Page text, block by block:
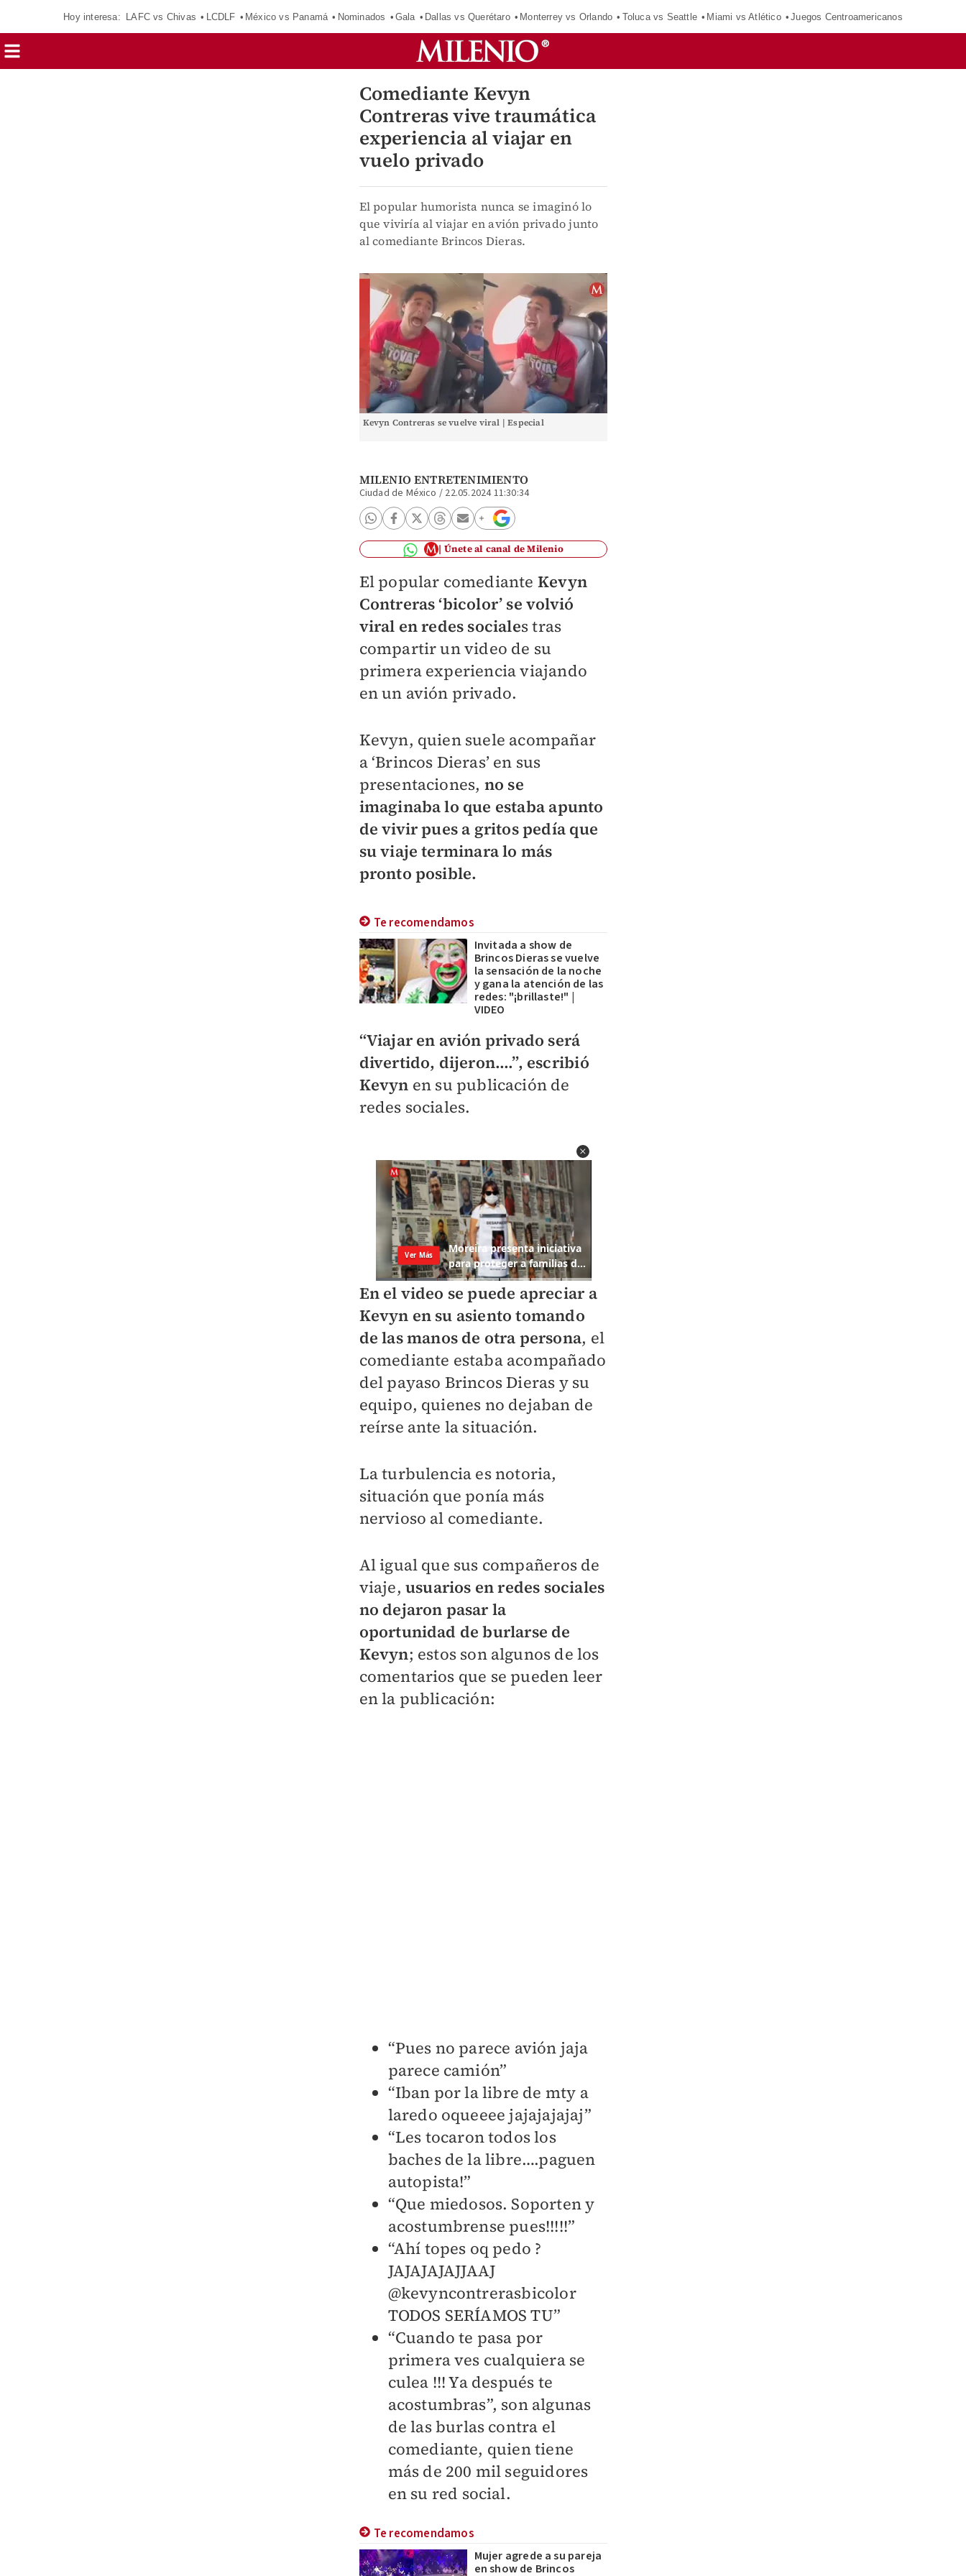
Hoy interesa: LAFC vs Chivas LCDLF México vs Panamá Nominados Gala Dallas vs Querétaro Monterrey vs Orlando Toluca vs Seattle Miami vs Atlético Juegos Centroamericanos
Comediante Kevyn
Contreras vive traumática
experiencia al viajar en
vuelo privado
El popular humorista nunca se imaginó lo
que viviría al viajar en avión privado junto
al comediante Brincos Dieras.
Kevyn Contreras se vuelve viral | Especial
MILENIO ENTRETENIMIENTO
Ciudad de México / 22.05.2024 11:30:34
Únete al canal de Milenio
El popular comediante Kevyn
Contreras ‘bicolor’ se volvió
viral en redes sociales tras
compartir un video de su
primera experiencia viajando
en un avión privado.
Kevyn, quien suele acompañar
a ‘Brincos Dieras’ en sus
presentaciones, no se
imaginaba lo que estaba apunto
de vivir pues a gritos pedía que
su viaje terminara lo más
pronto posible.
Te recomendamos
Invitada a show de
Brincos Dieras se vuelve
la sensación de la noche
y gana la atención de las
redes: "¡brillaste!" |
VIDEO
“Viajar en avión privado será
divertido, dijeron….”, escribió
Kevyn en su publicación de
redes sociales.
En el video se puede apreciar a
Kevyn en su asiento tomando
de las manos de otra persona, el
comediante estaba acompañado
del payaso Brincos Dieras y su
equipo, quienes no dejaban de
reírse ante la situación.
La turbulencia es notoria,
situación que ponía más
nervioso al comediante.
Al igual que sus compañeros de
viaje, usuarios en redes sociales
no dejaron pasar la
oportunidad de burlarse de
Kevyn; estos son algunos de los
comentarios que se pueden leer
en la publicación:
“Pues no parece avión jaja
parece camión”
“Iban por la libre de mty a
laredo oqueeee jajajajajaj”
“Les tocaron todos los
baches de la libre….paguen
autopista!”
“Que miedosos. Soporten y
acostumbrense pues!!!!!”
“Ahí topes oq pedo ?
JAJAJAJAJJAAJ
@kevyncontrerasbicolor
TODOS SERÍAMOS TU”
“Cuando te pasa por
primera ves cualquiera se
culea !!! Ya después te
acostumbras”, son algunas
de las burlas contra el
comediante, quien tiene
más de 200 mil seguidores
en su red social.
Te recomendamos
Mujer agrede a su pareja
en show de Brincos